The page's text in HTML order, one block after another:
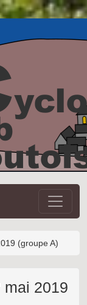
(groupe A)
mai 2019